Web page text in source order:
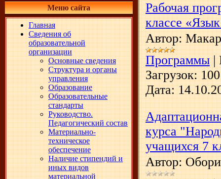
Меню сайта
Главная
Сведения об
образовательной
организации
Основные сведения
Структура и органы
управления
Образование
Образовательные
стандарты
Руководство.
Педагогический состав
Материально-
техническое
обеспечение
Наличие стипендий и
иных видов
материальной
Рабочая
классе
Автор:
Программы |
Загрузок: 100
Дата:
курса
учащихся 7
Автор: